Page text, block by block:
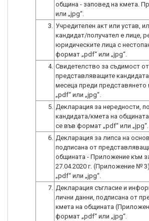
община - заповед на кмета.
или „jpg“.
3. Учредителен акт или устав,
кандидат/получател е лице,
юридическите лица с
формат „pdf“ или „jpg“.
4. Свидетелство за съдимост
представляващите
месеца преди
„pdf“ или „jpg“.
5. Декларация за нередности,
кандидата/кмета на
се във формат „pdf“ или „jpg“.
6. Декларация за липса на
подписана от
общината - Приложение към
27.04.2020 г. (Приложение №
„pdf“ или „jpg“.
7. Декларация съгласие и
лични данни, подписана от
кмета на общината
формат „pdf“ или „jpg“.